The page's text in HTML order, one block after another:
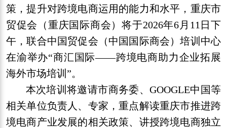
策，提升对跨境电商运用的能力和水平，重庆市
贸促会（重庆国际商会）将于2026年6月11日下
午，联合中国贸促会（中国国际商会）培训中心
在渝举办“商汇国际——跨境电商助力企业拓展
海外市场培训”。
本次培训将邀请市商务委、GOOGLE中国等
相关单位负责人、专家，重点解读重庆市推进跨
境电商产业发展的相关政策、讲授跨境电商独立